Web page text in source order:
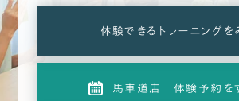
体験できるトレーニングを
馬車道店 体験予約を